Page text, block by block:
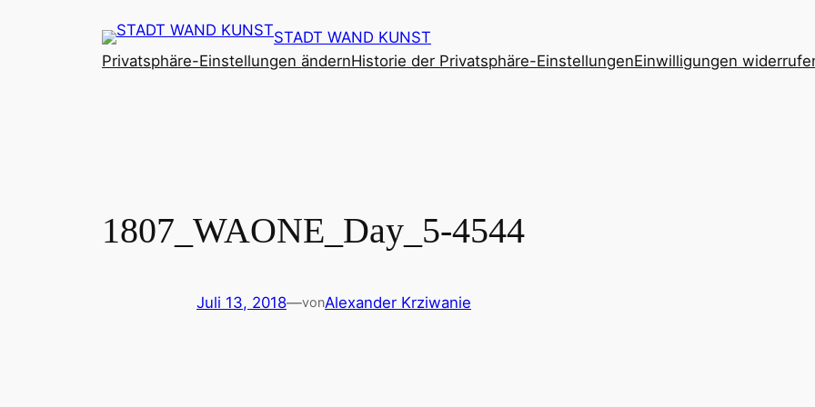
STADT WAND KUNST
Privatsphäre-Einstellungen ändernHistorie der Privatsphäre-EinstellungenEinwilligungen
1807_WAONE_Day_5-4544
Juli 13, 2018—vonAlexander Krziwanie